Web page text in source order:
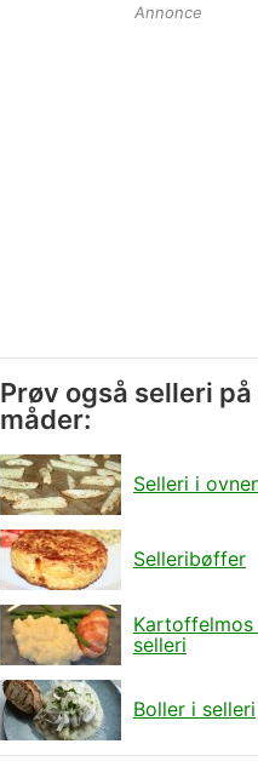
Annonce
Prøv også selleri
måder:
Selleri i
Selleribøffer
Kartoffelmos
selleri
Boller i selleri